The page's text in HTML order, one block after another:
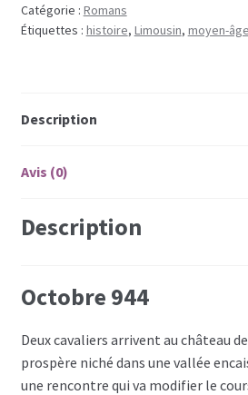
Catégorie : Romans
Étiquettes : histoire, Limousin, moyen-âge
Description
Avis (0)
Description
Octobre 944
Deux cavaliers arrivent au château
prospère niché dans une vallée
une rencontre qui va modifier le